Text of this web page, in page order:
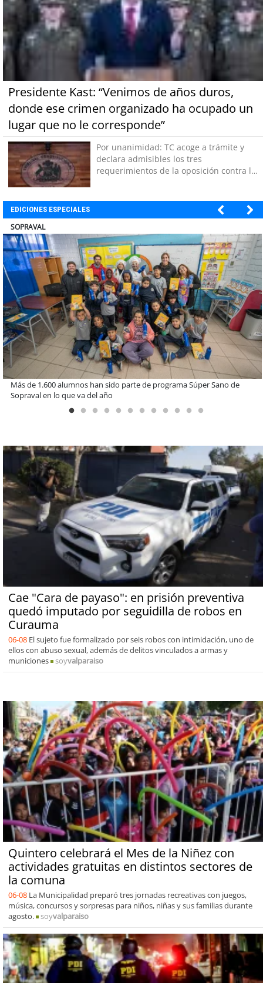
Presidente Kast: “Venimos de años duros,
donde ese crimen organizado ha ocupado un
lugar que no le corresponde”
Por unanimidad: TC acoge a trámite y
declara admisibles los tres
requerimientos de la oposición contra la
EDICIONES ESPECIALES
ULTRAPORT
Estudiantes de la UCN desarrollan tecnología para modernizar la
operación de Ultraport Coquimbo
Cae "Cara de payaso": en prisión preventiva
quedó imputado por seguidilla de robos en
Curauma
06-08 El sujeto fue formalizado por seis robos con intimidación, uno de
ellos con abuso sexual, además de delitos vinculados a armas y
municiones
soyvalparaiso
Quintero celebrará el Mes de la Niñez con
actividades gratuitas en distintos sectores de
la comuna
06-08 La Municipalidad preparó tres jornadas recreativas con juegos,
música, concursos y sorpresas para niños, niñas y sus familias durante
agosto.
soyvalparaiso